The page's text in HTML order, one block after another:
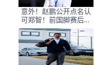
意外！赵鹏公开点名认
可郑智！前国脚赛后发
视频：踢球好的带队不
会差